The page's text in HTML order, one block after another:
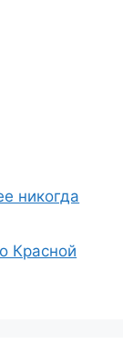
никогда
Красной